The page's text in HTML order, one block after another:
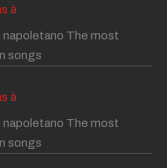
à
The most
songs
à
The most
songs